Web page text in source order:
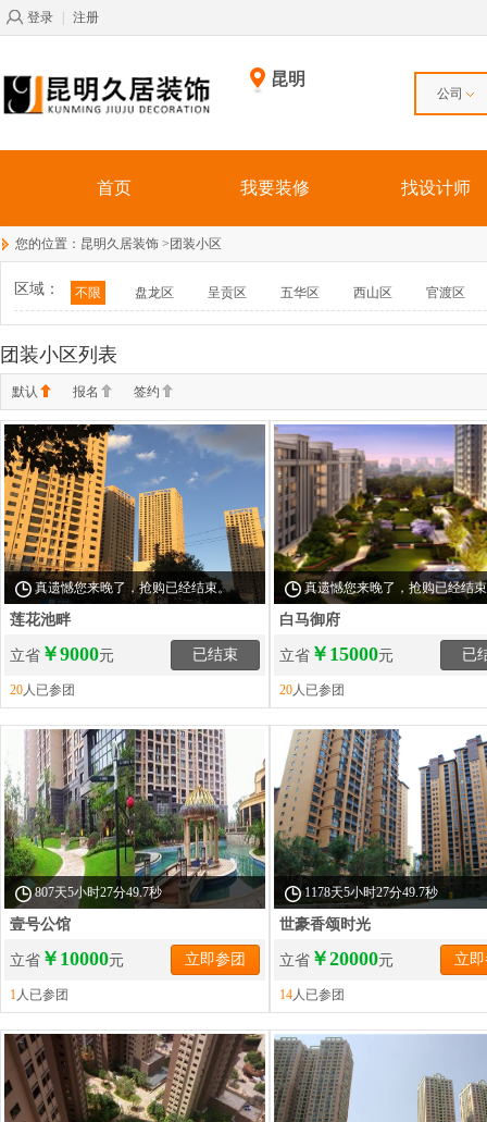
登录 注册
昆明
公司
首页 我要装修 找设计师
您的位置： 昆明久居装饰 > 团装小区
区域： 不限 盘龙区 呈贡区 五华区 西山区 官渡区
团装小区列表
默认 报名 签约
真遗憾您来晚了，抢购已经结束。
莲花池畔
立省 ￥9000元 已结束
20人已参团
真遗憾您来晚了，抢购已经结
白马御府
立省 ￥15000元 已
20人已参团
807天5小时27分48.9秒
壹号公馆
立省 ￥10000元 立即参团
1人已参团
1178天5小时27分48.9秒
世豪香颂时光
立省 ￥20000元 立
14人已参团